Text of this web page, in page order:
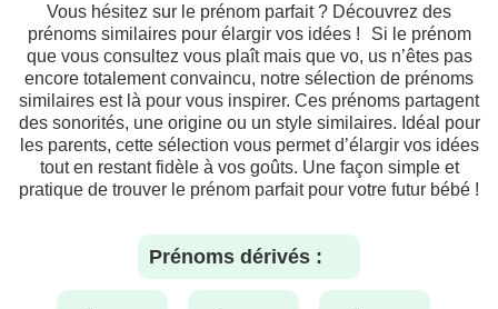
Vous hésitez sur le prénom parfait ? Découvrez des
prénoms similaires pour élargir vos idées ! Si le prénom
que vous consultez vous plaît mais que vo, us n’êtes pas
encore totalement convaincu, notre sélection de prénoms
similaires est là pour vous inspirer. Ces prénoms partagent
des sonorités, une origine ou un style similaires. Idéal pour
les parents, cette sélection vous permet d’élargir vos idées
tout en restant fidèle à vos goûts. Une façon simple et
pratique de trouver le prénom parfait pour votre futur bébé !
Prénoms dérivés :